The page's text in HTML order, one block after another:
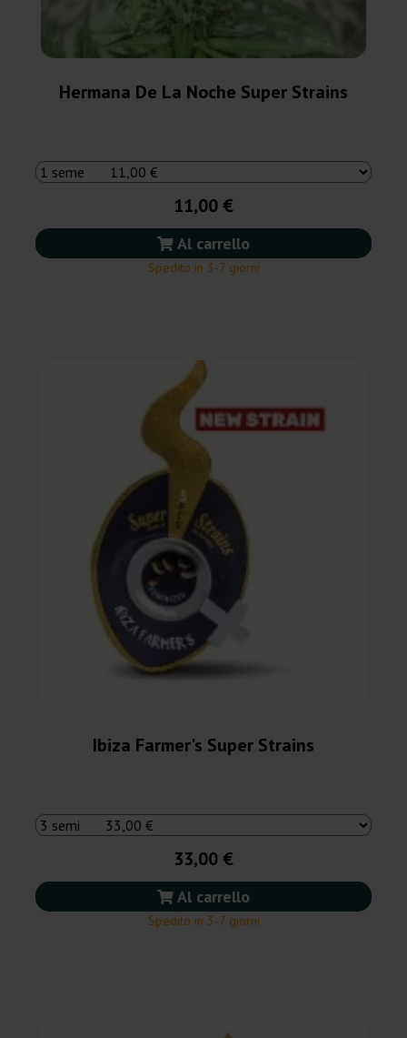
Hermana De La Noche Super Strains
11,00 €
Al carrello
Spedito in 3-7 giorni
Ibiza Farmer's Super Strains
33,00 €
Al carrello
Spedito in 3-7 giorni